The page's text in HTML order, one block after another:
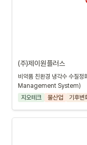
(주)제이원플러스
비약품 친환경 냉각수 수
Management System)
지오테크
물산업 기후변